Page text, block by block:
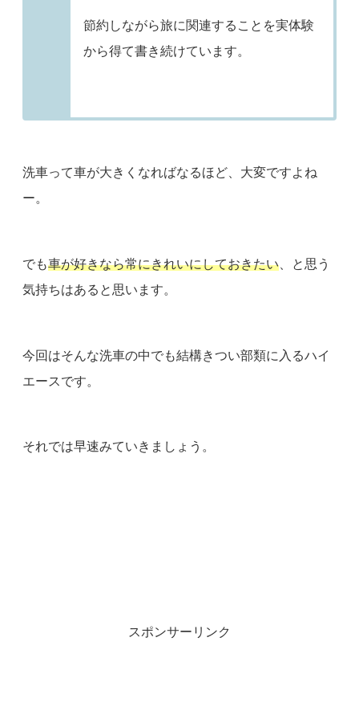
節約しながら旅に関連することを実体験
から得て書き続けています。
洗車って車が大きくなればなるほど、大変ですよね
ー。
でも車が好きなら常にきれいにしておきたい 、と思う
気持ちはあると思います。
今回はそんな洗車の中でも結構きつい部類に入るハイ
エースです。
それでは早速みていきましょう。
スポンサーリンク